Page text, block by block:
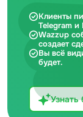
Клиенты
Telegram и
Wazzup
создает
Вы всё
будет.
Узнать